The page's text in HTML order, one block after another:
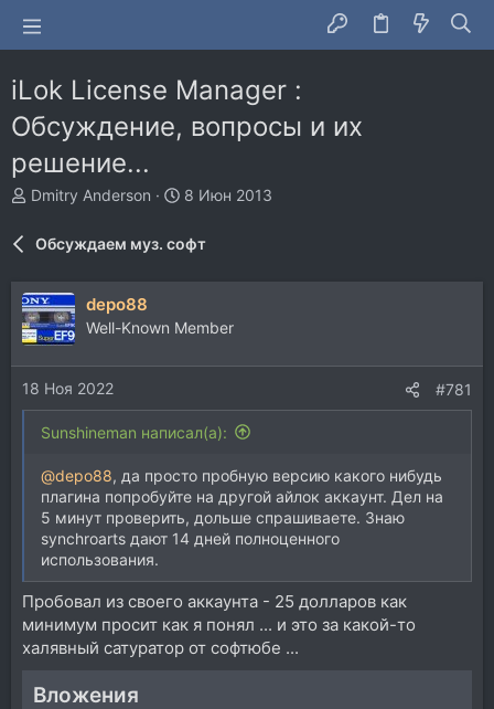
iLok License Manager :
Обсуждение, вопросы и их
решение...
А
т
р
т
е
м
Dmitry Anderson
Д
т
а
н
ч
8 Июн 2013
Обсуждаем муз. софт
depo88
Well-Known Member
18 Ноя 2022 #781
Sunshineman написал(а):
@depo88, да просто пробную версию какого нибудь
плагина попробуйте на другой айлок аккаунт. Дел на
5 минут проверить, дольше спрашиваете. Знаю
synchroarts дают 14 дней полноценного
использования.
Пробовал из своего аккаунта - 25 долларов как
минимум просит как я понял ... и это за какой-то
халявный сатуратор от софтюбе ...
Вложения